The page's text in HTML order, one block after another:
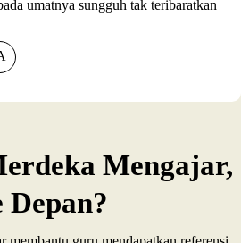
umatnya sungguh tak teribaratkan
Mengajar,
Depan?